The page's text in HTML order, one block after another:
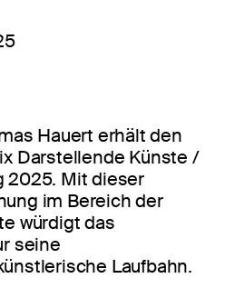
Hauert erhält den
Darstellende Künste /
2025. Mit dieser
im Bereich der
würdigt das
seine
Laufbahn.